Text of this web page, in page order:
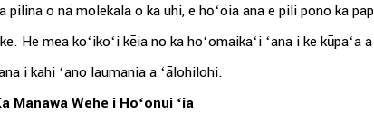
pilina o nā molekala o ka uhi, e hōʻoia ana e pili pono ka
He mea koʻikoʻi kēia no ka hoʻomaikaʻi ʻana i ke kūpaʻa
i kahi ʻano laumania a ʻālohilohi.
Manawa Wehe i Hoʻonui ʻia